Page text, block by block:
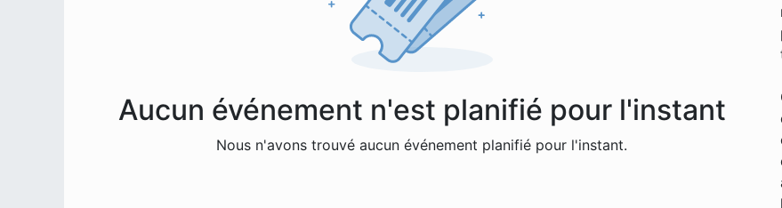
Aucun événement n'est planifié pour l'instant
Nous n'avons trouvé aucun événement planifié pour l'instant.